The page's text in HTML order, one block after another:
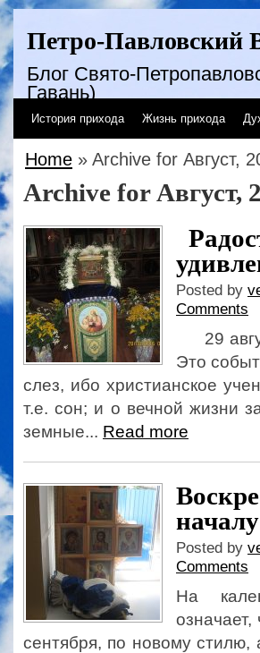
Петро-Павловский
Блог Свято-
Гавань)
История прихода Жизнь прихода
Home » Archive for Август,
Archive for Август,
Posted by
Comments
29
Это
слез, ибо христианское
т.е. сон; и о вечной жизни
земные... Read more
Posted by
Comments
На
сентября, по новому стилю,